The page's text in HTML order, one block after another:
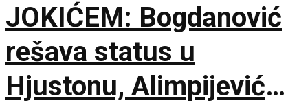
JOKIĆEM: Bogdanović
rešava status u
Hjustonu, Alimpijević